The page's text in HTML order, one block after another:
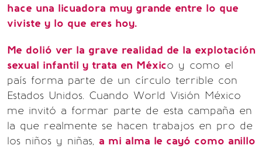
hace una licuadora muy grande entre lo que
viviste y lo que eres hoy.
Me dolió ver la grave realidad de la explotación
sexual infantil y trata en México y como el
país forma parte de un círculo terrible con
Estados Unidos. Cuando World Visión México
me invitó a formar parte de esta campaña en
la que realmente se hacen trabajos en pro de
los niños y niñas, a mi alma le cayó como anillo